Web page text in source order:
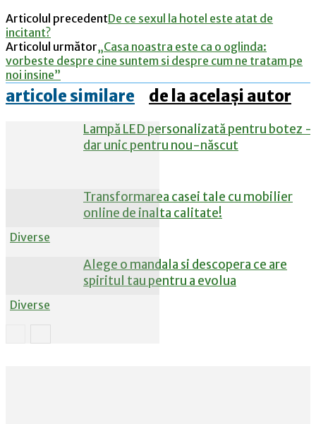
Articolul precedentDe ce sexul la hotel este atat de
incitant?
Articolul următor„Casa noastra este ca o oglinda:
vorbeste despre cine suntem si despre cum ne tratam pe
noi insine”
articole similare de la același autor
Diverse
Lampă LED personalizată pentru botez –
dar unic pentru nou-născut
Diverse
Transformarea casei tale cu mobilier
online de inalta calitate!
Alege o mandala si descopera ce are
spiritul tau pentru a evolua